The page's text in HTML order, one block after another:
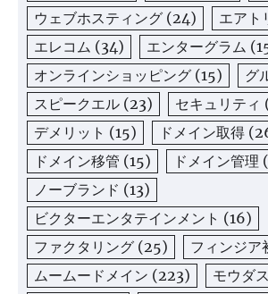
ウェブホスティング (24) エアト
エレコム (34) エンターグラム
オンラインショッピング (15) グ
スピークエル (23) セキュリティ
デメリット (15) ドメイン取得
ドメイン移管 (15) ドメイン管理
ノーブランド (13)
ビクターエンタテインメント (16)
ファクタリング (25) フィンジア
ムームードメイン (223) モウダス